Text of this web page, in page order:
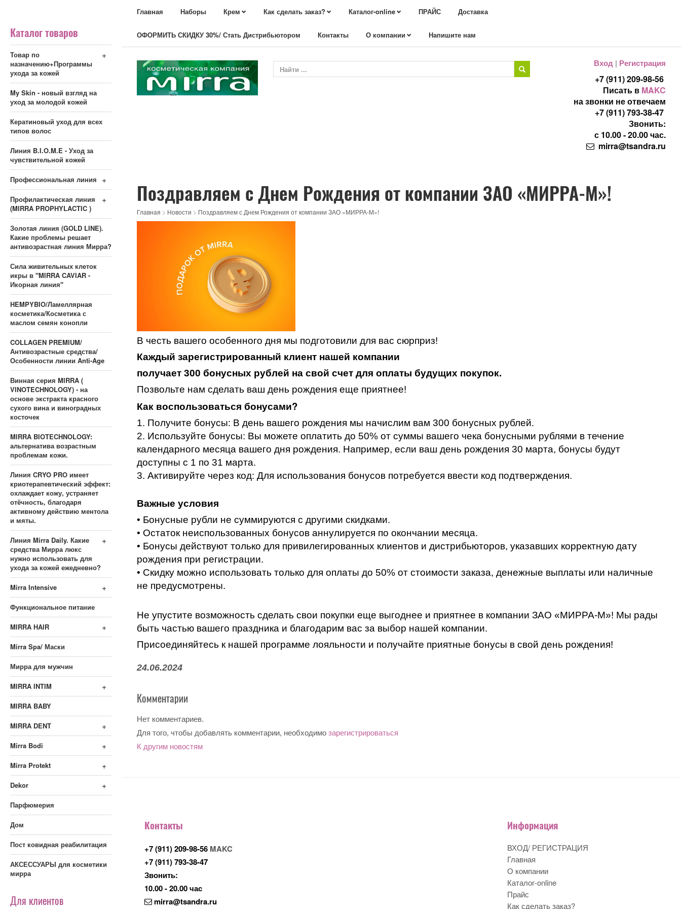
Главная Наборы Крем Как сделать заказ? Каталог-online ПРАЙС Доставка
ОФОРМИТЬ СКИДКУ 30%/ Стать Дистрибьютором Контакты О компании Напишите нам
Вход | Регистрация
+7 (911) 209-98-56
Писать в MAKC
на звонки не отвечаем
+7 (911) 793-38-47
Звонить:
с 10.00 - 20.00 час.
mirra@tsandra.ru
Каталог товаров
+
Товар по
назначению+Программы
ухода за кожей
My Skin - новый взгляд на
уход за молодой кожей
Кератиновый уход для всех
типов волос
Линия B.I.O.M.E - Уход за
чувствительной кожей
+
Профессиональная линия
+
Профилактическая линия
(MIRRA PROPHYLACTIC )
Золотая линия (GOLD LINE).
Какие проблемы решает
антивозрастная линия Мирра?
Сила живительных клеток
икры в "MIRRA CAVIAR -
Икорная линия"
HEMPYBIO/Ламеллярная
косметика/Косметика с
маслом семян конопли
COLLAGEN PREMIUM/
Антивозрастные средства/
Особенности линии Anti-Age
Винная серия MIRRA (
VINOTECHNOLOGY) - на
основе экстракта красного
сухого вина и виноградных
косточек
MIRRA BIOTECHNOLOGY:
альтернатива возрастным
проблемам кожи.
Линия CRYO PRO имеет
криотерапевтический эффект:
охлаждает кожу, устраняет
отёчность, благодаря
активному действию ментола
и мяты.
+
Линия Mirra Daily. Какие
средства Мирра люкс
нужно использовать для
ухода за кожей ежедневно?
+
Mirra Intensive
Функциональное питание
+
MIRRA HAIR
Mirra Spa/ Маски
Мирра для мужчин
+
MIRRA INTIM
MIRRA BABY
+
MIRRA DENT
+
Mirra Bodi
+
Mirra Protekt
+
Dekor
Парфюмерия
Дом
Пост ковидная реабилитация
АКСЕССУАРЫ для косметики
мирра
Для клиентов
Поздравляем с Днем Рождения от компании ЗАО «МИРРА-М»!
Главная > Новости > Поздравляем с Днем Рождения от компании ЗАО «МИРРА-М»!
В честь вашего особенного дня мы подготовили для вас сюрприз!
Каждый зарегистрированный клиент нашей компании
получает 300 бонусных рублей на свой счет для оплаты будущих покупок.
Позвольте нам сделать ваш день рождения еще приятнее!
Как воспользоваться бонусами?
1. Получите бонусы: В день вашего рождения мы начислим вам 300 бонусных рублей.
2. Используйте бонусы: Вы можете оплатить до 50% от суммы вашего чека бонусными рублями в течение
календарного месяца вашего дня рождения. Например, если ваш день рождения 30 марта, бонусы будут
доступны с 1 по 31 марта.
3. Активируйте через код: Для использования бонусов потребуется ввести код подтверждения.
Важные условия
• Бонусные рубли не суммируются с другими скидками.
• Остаток неиспользованных бонусов аннулируется по окончании месяца.
• Бонусы действуют только для привилегированных клиентов и дистрибьюторов, указавших корректную дату
рождения при регистрации.
• Скидку можно использовать только для оплаты до 50% от стоимости заказа, денежные выплаты или наличные
не предусмотрены.
Не упустите возможность сделать свои покупки еще выгоднее и приятнее в компании ЗАО «МИРРА-М»! Мы рады
быть частью вашего праздника и благодарим вас за выбор нашей компании.
Присоединяйтесь к нашей программе лояльности и получайте приятные бонусы в свой день рождения!
24.06.2024
Комментарии
Нет комментариев.
Для того, чтобы добавлять комментарии, необходимо зарегистрироваться
К другим новостям
Контакты
+7 (911) 209-98-56 MAKC
+7 (911) 793-38-47
Звонить:
10.00 - 20.00 час
mirra@tsandra.ru
Информация
ВХОД/ РЕГИСТРАЦИЯ
Главная
О компании
Каталог-online
Прайс
Как сделать заказ?